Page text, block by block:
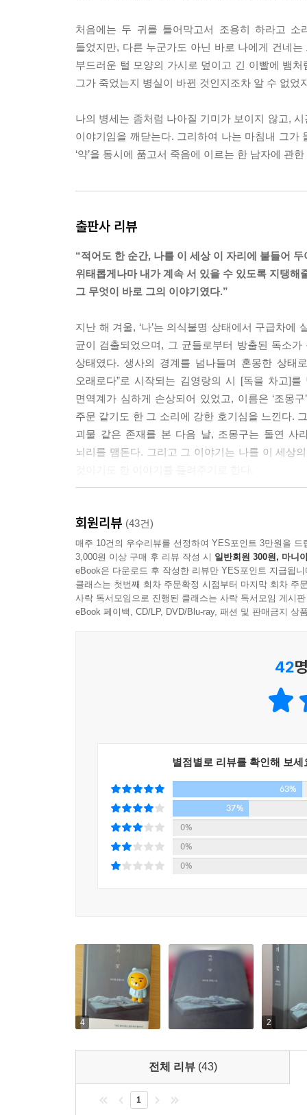
--- p.200
나는 그 점을 진심으로 존경해. 그저 일상적인 삶
톡 쏘는 맛을 느끼는 거, 삶이라는 음식에 죽음이
“세상은 온통 서로 적대적인 힘으로 가득 차 있어
감촉하는 모든 것은 우리에게 축복이에요. 그것이
밤은 그에게 고통스런 순간들의 연속이었다. 눈
발이 떨리고 신열이 떠나지 않았다. 하지만 그는
록 점차 푸르스름한 인광 같은 것을 발하는 무엇인
--- p.434~435
그날부터 그는 자신을 치유하기 위해, 그리고 중
의 독을 알기 위해서는 세상에 존재하는 독들을
라는 괴물을 염두에 두지 않을 수 없었다. 독은
한순간에 훅 불어 꺼버릴 수 있는 냉혹한 바람이었
--- p.478~479
“삶이라는 책 한 장 한 장에는 독이 묻어 있어. 네
돼. 그러나 너는 그때 비로소 삶의 의미를 깨닫게 되
처음에는 두 귀를 틀어막고서 조용히 하라고
들었지만, 다른 누군가도 아닌 바로 나에게 건네
부드러운 털 모양의 가시로 덮이고 긴 이빨에 뱀
그가 죽었는지 병실이 바뀐 것인지조차 알 수 없
나의 병세는 좀처럼 나아질 기미가 보이지 않고,
이야기임을 깨닫는다. 그리하여 나는 마침내 그가
‘약’을 동시에 품고서 죽음에 이르는 한 남자에 관
출판사 리뷰
“적어도 한 순간, 나를 이 세상 이 자리에 붙들어 두
위태롭게나마 내가 계속 서 있을 수 있도록 지탱해
그 무엇이 바로 그의 이야기였다.”
지난 해 겨울, ‘나’는 의식불명 상태에서 구급차
균이 검출되었으며, 그 균들로부터 방출된 독소
상태였다. 생사의 경계를 넘나들며 혼몽한 상
오래로다”로 시작되는 김영랑의 시 [독을 차고]
면역계가 심하게 손상되어 있었고, 이름은 ‘조몽
주문 같기도 한 그 소리에 강한 호기심을 느낀다.
괴물 같은 존재를 본 다음 날, 조몽구는 돌연 사
뇌리를 맴돈다. 그리고 그 이야기는 나를 이 세상
치명적이고 내밀한 바이오그래피!
‘독’의 리얼리티
이 소설에 따르면 세상의 모든 것은 독인 동시에
전문 지식이다. 만병초, 은방울꽃, 석산, 수선화,
보조관념들로 은유하며 독에 관한 우리의 인식
중추적 원리이자 핵심 요소로서 독의 의미와 범
치명적인 ‘독’에 감염된 한 인간의 내밀한 분투기
『독의 꽃』은 몸속에 독을 지니고 태어나 그 독
세상에 존재하는 모든 독과 약에 관한 이야기다
정권 주변을 맴도는 기회주의적인 어용 문인인
가운데 몽구는 어머니라는 둥지 안에서 안주하
유지하지 못한다. 급기야 몽구는 중학교 3학년 때
마비와도 같은 술과 그보다 더 치명적이고 자
편협한 사상에 이르기까지 우리의 영혼을 좀먹
몽구는 서서히 자기 안의 독과 세계 속의 독을
안에서 서서히 ‘독’이 ‘약’으로 탈바꿈한 것이다.
작은 역사에 대한 거야.”
주인공 몽구를 비롯해 소설 속 등장인물들은 대
회원리뷰 (43건)
매주 10건의 우수리뷰를 선정하여 YES포인트 3만원을 드
3,000원 이상 구매 후 리뷰 작성 시 일반회원 300원, 마니
eBook은 다운로드 후 작성한 리뷰만 YES포인트 지급됩니
클래스는 첫번째 회차 주문확정 시점부터 마지막 회차 주
사락 독서모임으로 진행된 클래스는 사락 독서모임 게시
eBook 페이백, CD/LP, DVD/Blu-ray, 패션 및 판매금지 상
42
별점별로 리뷰를 확인해 보세
63%
37%
0%
0%
0%
4 2
전체 리뷰 (43)
1